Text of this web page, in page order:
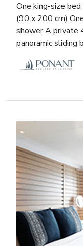
One king-size
(90 x 200 cm)
shower A private
panoramic sliding